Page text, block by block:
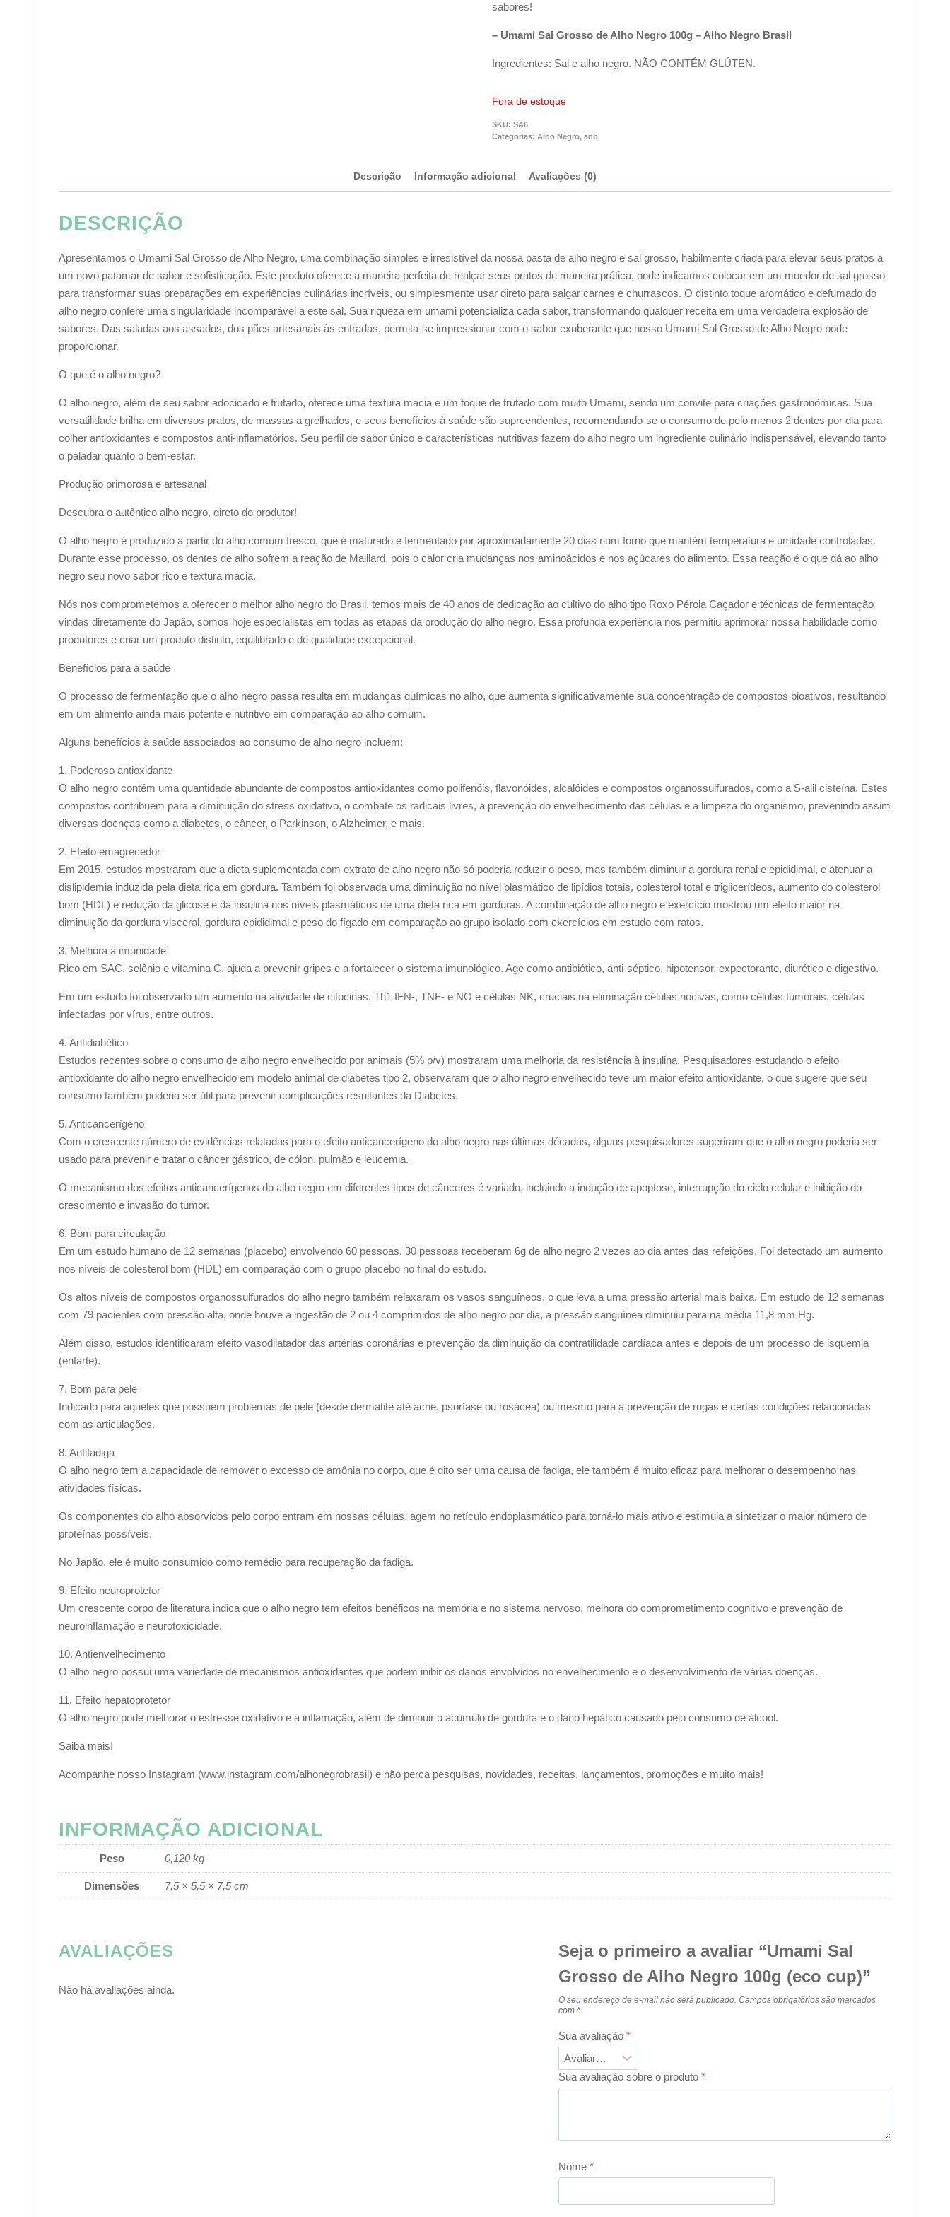
sabores!
– Umami Sal Grosso de Alho Negro 100g – Alho Negro Brasil
Ingredientes: Sal e alho negro. NÃO CONTÉM GLÚTEN.
Fora de estoque
SKU: SA6
Categorias: Alho Negro, anb
Descrição Informação adicional Avaliações (0)
DESCRIÇÃO
Apresentamos o Umami Sal Grosso de Alho Negro, uma combinação simples e irresistível da nossa pasta de alho negro e sal grosso, habilmente criada para elevar seus pratos a
um novo patamar de sabor e sofisticação. Este produto oferece a maneira perfeita de realçar seus pratos de maneira prática, onde indicamos colocar em um moedor de sal grosso
para transformar suas preparações em experiências culinárias incríveis, ou simplesmente usar direto para salgar carnes e churrascos. O distinto toque aromático e defumado do
alho negro confere uma singularidade incomparável a este sal. Sua riqueza em umami potencializa cada sabor, transformando qualquer receita em uma verdadeira explosão de
sabores. Das saladas aos assados, dos pães artesanais às entradas, permita-se impressionar com o sabor exuberante que nosso Umami Sal Grosso de Alho Negro pode
proporcionar.
O que é o alho negro?
O alho negro, além de seu sabor adocicado e frutado, oferece uma textura macia e um toque de trufado com muito Umami, sendo um convite para criações gastronômicas. Sua
versatilidade brilha em diversos pratos, de massas a grelhados, e seus benefícios à saúde são supreendentes, recomendando-se o consumo de pelo menos 2 dentes por dia para
colher antioxidantes e compostos anti-inflamatórios. Seu perfil de sabor único e características nutritivas fazem do alho negro um ingrediente culinário indispensável, elevando tanto
o paladar quanto o bem-estar.
Produção primorosa e artesanal
Descubra o autêntico alho negro, direto do produtor!
O alho negro é produzido a partir do alho comum fresco, que é maturado e fermentado por aproximadamente 20 dias num forno que mantém temperatura e umidade controladas.
Durante esse processo, os dentes de alho sofrem a reação de Maillard, pois o calor cria mudanças nos aminoácidos e nos açúcares do alimento. Essa reação é o que dá ao alho
negro seu novo sabor rico e textura macia.
Nós nos comprometemos a oferecer o melhor alho negro do Brasil, temos mais de 40 anos de dedicação ao cultivo do alho tipo Roxo Pérola Caçador e técnicas de fermentação
vindas diretamente do Japão, somos hoje especialistas em todas as etapas da produção do alho negro. Essa profunda experiência nos permitiu aprimorar nossa habilidade como
produtores e criar um produto distinto, equilibrado e de qualidade excepcional.
Benefícios para a saúde
O processo de fermentação que o alho negro passa resulta em mudanças químicas no alho, que aumenta significativamente sua concentração de compostos bioativos, resultando
em um alimento ainda mais potente e nutritivo em comparação ao alho comum.
Alguns benefícios à saúde associados ao consumo de alho negro incluem:
1. Poderoso antioxidante
O alho negro contém uma quantidade abundante de compostos antioxidantes como polifenóis, flavonóides, alcalóides e compostos organossulfurados, como a S-alil cisteína. Estes
compostos contribuem para a diminuição do stress oxidativo, o combate os radicais livres, a prevenção do envelhecimento das células e a limpeza do organismo, prevenindo assim
diversas doenças como a diabetes, o câncer, o Parkinson, o Alzheimer, e mais.
2. Efeito emagrecedor
Em 2015, estudos mostraram que a dieta suplementada com extrato de alho negro não só poderia reduzir o peso, mas também diminuir a gordura renal e epididimal, e atenuar a
dislipidemia induzida pela dieta rica em gordura. Também foi observada uma diminuição no nível plasmático de lipídios totais, colesterol total e triglicerídeos, aumento do colesterol
bom (HDL) e redução da glicose e da insulina nos níveis plasmáticos de uma dieta rica em gorduras. A combinação de alho negro e exercício mostrou um efeito maior na
diminuição da gordura visceral, gordura epididimal e peso do fígado em comparação ao grupo isolado com exercícios em estudo com ratos.
3. Melhora a imunidade
Rico em SAC, selênio e vitamina C, ajuda a prevenir gripes e a fortalecer o sistema imunológico. Age como antibiótico, anti-séptico, hipotensor, expectorante, diurético e digestivo.
Em um estudo foi observado um aumento na atividade de citocinas, Th1 IFN-, TNF- e NO e células NK, cruciais na eliminação células nocivas, como células tumorais, células
infectadas por vírus, entre outros.
4. Antidiabético
Estudos recentes sobre o consumo de alho negro envelhecido por animais (5% p/v) mostraram uma melhoria da resistência à insulina. Pesquisadores estudando o efeito
antioxidante do alho negro envelhecido em modelo animal de diabetes tipo 2, observaram que o alho negro envelhecido teve um maior efeito antioxidante, o que sugere que seu
consumo também poderia ser útil para prevenir complicações resultantes da Diabetes.
5. Anticancerígeno
Com o crescente número de evidências relatadas para o efeito anticancerígeno do alho negro nas últimas décadas, alguns pesquisadores sugeriram que o alho negro poderia ser
usado para prevenir e tratar o câncer gástrico, de cólon, pulmão e leucemia.
O mecanismo dos efeitos anticancerígenos do alho negro em diferentes tipos de cânceres é variado, incluindo a indução de apoptose, interrupção do ciclo celular e inibição do
crescimento e invasão do tumor.
6. Bom para circulação
Em um estudo humano de 12 semanas (placebo) envolvendo 60 pessoas, 30 pessoas receberam 6g de alho negro 2 vezes ao dia antes das refeições. Foi detectado um aumento
nos níveis de colesterol bom (HDL) em comparação com o grupo placebo no final do estudo.
Os altos níveis de compostos organossulfurados do alho negro também relaxaram os vasos sanguíneos, o que leva a uma pressão arterial mais baixa. Em estudo de 12 semanas
com 79 pacientes com pressão alta, onde houve a ingestão de 2 ou 4 comprimidos de alho negro por dia, a pressão sanguínea diminuiu para na média 11,8 mm Hg.
Além disso, estudos identificaram efeito vasodilatador das artérias coronárias e prevenção da diminuição da contratilidade cardíaca antes e depois de um processo de isquemia
(enfarte).
7. Bom para pele
Indicado para aqueles que possuem problemas de pele (desde dermatite até acne, psoríase ou rosácea) ou mesmo para a prevenção de rugas e certas condições relacionadas
com as articulações.
8. Antifadiga
O alho negro tem a capacidade de remover o excesso de amônia no corpo, que é dito ser uma causa de fadiga, ele também é muito eficaz para melhorar o desempenho nas
atividades físicas.
Os componentes do alho absorvidos pelo corpo entram em nossas células, agem no retículo endoplasmático para torná-lo mais ativo e estimula a sintetizar o maior número de
proteínas possíveis.
No Japão, ele é muito consumido como remédio para recuperação da fadiga.
9. Efeito neuroprotetor
Um crescente corpo de literatura indica que o alho negro tem efeitos benéficos na memória e no sistema nervoso, melhora do comprometimento cognitivo e prevenção de
neuroinflamação e neurotoxicidade.
10. Antienvelhecimento
O alho negro possui uma variedade de mecanismos antioxidantes que podem inibir os danos envolvidos no envelhecimento e o desenvolvimento de várias doenças.
11. Efeito hepatoprotetor
O alho negro pode melhorar o estresse oxidativo e a inflamação, além de diminuir o acúmulo de gordura e o dano hepático causado pelo consumo de álcool.
Saiba mais!
Acompanhe nosso Instagram (www.instagram.com/alhonegrobrasil) e não perca pesquisas, novidades, receitas, lançamentos, promoções e muito mais!
INFORMAÇÃO ADICIONAL
Peso 0,120 kg
Dimensões 7,5 × 5,5 × 7,5 cm
AVALIAÇÕES
Não há avaliações ainda.
Seja o primeiro a avaliar “Umami Sal
Grosso de Alho Negro 100g (eco cup)”
O seu endereço de e-mail não será publicado. Campos obrigatórios são marcados
com *
Sua avaliação *
Sua avaliação sobre o produto *
Nome *